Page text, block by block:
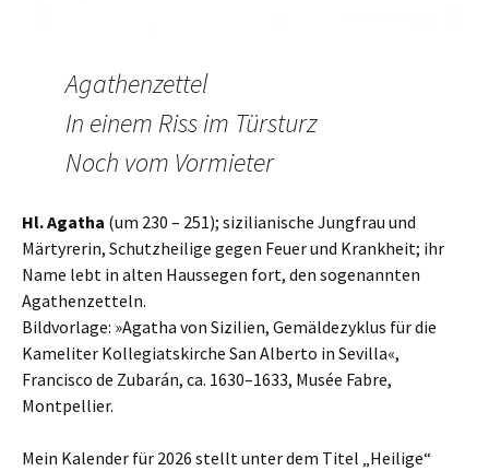
Agathenzettel
In einem Riss im Türsturz
Noch vom Vormieter
Hl. Agatha (um 230 – 251); sizilianische Jungfrau und
Märtyrerin, Schutzheilige gegen Feuer und Krankheit; ihr
Name lebt in alten Haussegen fort, den sogenannten
Agathenzetteln.
Bildvorlage: »Agatha von Sizilien, Gemäldezyklus für die
Kameliter Kollegiatskirche San Alberto in Sevilla«,
Francisco de Zubarán, ca. 1630–1633, Musée Fabre,
Montpellier.
Mein Kalender für 2026 stellt unter dem Titel „Heilige“